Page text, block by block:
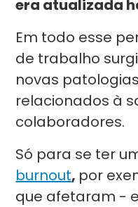
era atualizada
Em todo esse
de trabalho
novas
relacionados à
colaboradores.
Só para se ter
burnout, por
que afetaram -